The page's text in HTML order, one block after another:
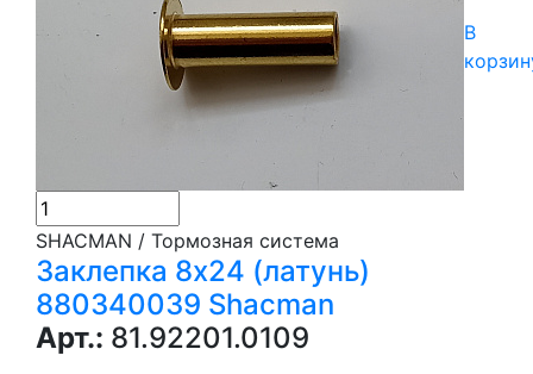
В
SHACMAN / Тормозная система
Заклепка 8х24 (латунь)
880340039 Shacman
Арт.: 81.92201.0109